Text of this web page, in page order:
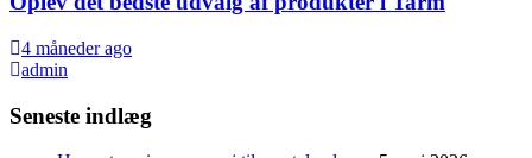
4 måneder ago
admin
Seneste indlæg